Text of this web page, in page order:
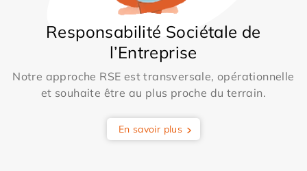
Responsabilité Sociétale de
l’Entreprise
Notre approche RSE est transversale, opérationnelle
et souhaite être au plus proche du terrain.
En savoir plus